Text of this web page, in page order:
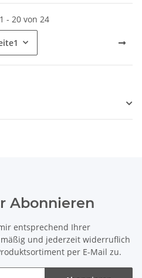
- 20 von 24
1
Abonnieren
entsprechend Ihrer
und jederzeit widerruflich
per E-Mail zu.